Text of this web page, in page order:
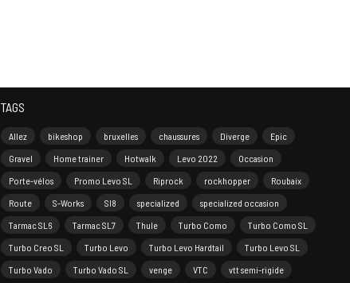
TAGS
Allez bikeshop bruxelles chaussures Diverge
Epic
Gravel
Home trainer Hotwalk Levo 2022
Occasion
Porte-vélos
Promo Levo SL Riprock rockhopper
Roubaix
Route
S-Works Sl8 specialized
specialized occasion
Tarmac SL6
Tarmac SL7 Thule Turbo Como
Turbo Como SL
Turbo Creo SL
Turbo Levo Turbo Levo Hardtail
Turbo Levo SL
Turbo Vado
Turbo Vado SL venge VTC vtt semi-rigide